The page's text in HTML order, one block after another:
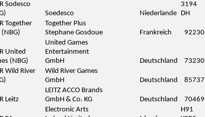
Sodesco
Soedesco Niederlande
3194
DH
Together
(NBG)
Together Plus
Stephane Gosdoue
Frankreich 92230
United
(NBG)
United Games
Entertainment
GmbH
Deutschland 73230
Wild River
Wild River Games
GmbH
Deutschland 85737
Leitz
LEITZ ACCO Brands
GmbH & Co. KG
Deutschland 70469
Electronic Arts
H91